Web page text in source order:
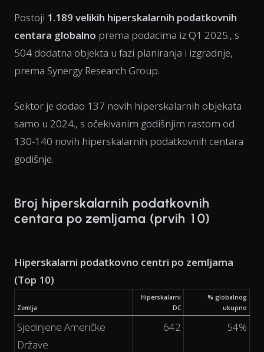
Postoji 1.189 velikih hiperskalarnih podatkovnih
centara globalno prema podacima iz Q1 2025., s
504 dodatna objekta u fazi planiranja i izgradnje,
prema Synergy Research Group.
Sektor je dodao 137 novih hiperskalarnih objekata
samo u 2024., s očekivanim godišnjim rastom od
130-140 novih hiperskalarnih podatkovnih centara
godišnje.
Broj hiperskalarnih podatkovnih
centara po zemljama (prvih 10)
Hiperskalarni podatkovno centri po zemljama
(Top 10)
Zemlja
Hiperskalarni
DC
% globalnog
ukupno
Sjedinjene Američke
Države
642 54%